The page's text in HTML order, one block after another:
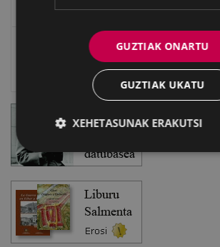
Eibarko Fonoteka
Eibarko Idazlanen Datu-basea
GUZTIAK ONARTU
GUZTIAK UKATU
XEHETASUNAK ERAKUTSI